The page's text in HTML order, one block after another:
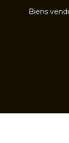
Biens